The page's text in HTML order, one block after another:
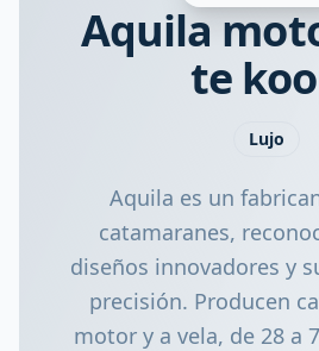
Aquila
te
Lujo
Aquila es un
catamaranes,
diseños innovadores y
precisión. Producen
motor y a vela, de 28 a